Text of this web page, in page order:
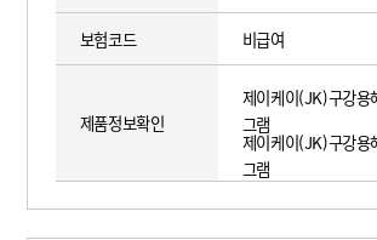
보험코드 비급여
제품정보확인
제이케이(JK)구강용
그램
제이케이(JK)구강용
그램